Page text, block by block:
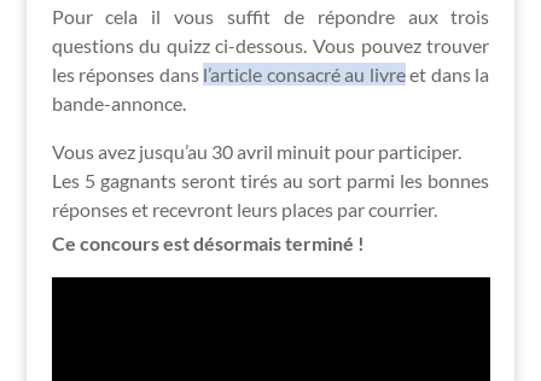
Pour cela il vous suffit de répondre aux trois
questions du quizz ci-dessous. Vous pouvez trouver
les réponses dans l’article consacré au livreet dans la
bande-annonce.
Vous avez jusqu’au 30 avril minuit pour participer.
Les 5 gagnants seront tirés au sort parmi les bonnes
réponses et recevront leurs places par courrier.
Ce concours est désormais terminé !